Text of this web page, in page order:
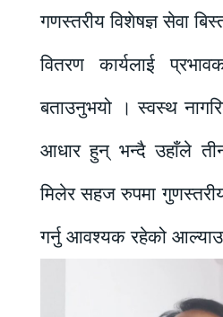
गणस्तरीय विशेषज्ञ सेवा
वितरण कार्यलाई
बताउनुभयो । स्वस्थ
आधार हुन् भन्दै उहाँले
मिलेर सहज रुपमा
गर्नु आवश्यक रहेको